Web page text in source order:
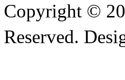
Copyright ©
Reserved.